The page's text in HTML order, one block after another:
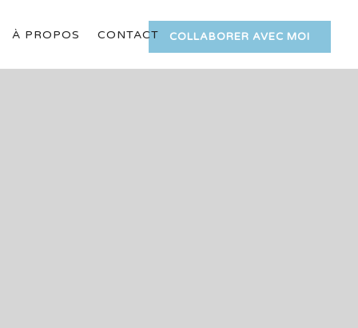
À PROPOS CONTACT COLLABORER AVEC MOI